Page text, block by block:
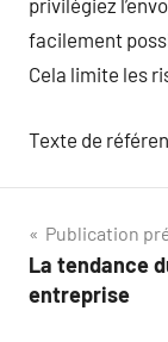
privilégiez
facilement
Cela limite les
Texte de
de
Publication
La tendance
entreprise